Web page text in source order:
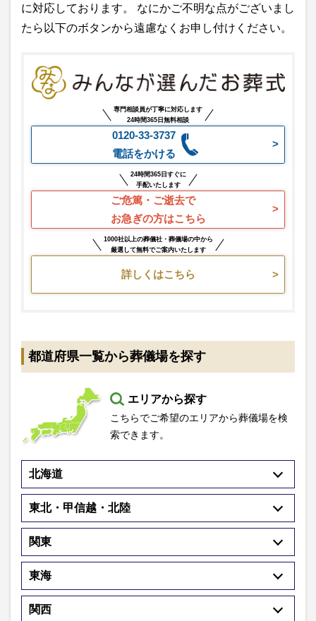
に対応しております。 なにかご不明な点がございまし
たら以下のボタンから遠慮なくお申し付けください。
専門相談員が丁寧に対応します
24時間365日無料相談
0120-33-3737
電話をかける
24時間365日すぐに
手配いたします
ご危篤・ご逝去で
お急ぎの方はこちら
1000社以上の葬儀社・葬儀場の中から
厳選して無料でご案内いたします
詳しくはこちら
都道府県一覧から葬儀場を探す
エリアから探す
こちらでご希望のエリアから葬儀場を検
索できます。
北海道
東北・甲信越・北陸
関東
東海
関西